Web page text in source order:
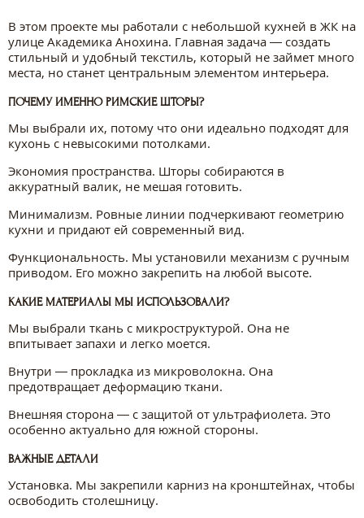
В этом проекте мы работали с небольшой кухней в ЖК на
улице Академика Анохина. Главная задача — создать
стильный и удобный текстиль, который не займет много
места, но станет центральным элементом интерьера.
ПОЧЕМУ ИМЕННО РИМСКИЕ ШТОРЫ?
Мы выбрали их, потому что они идеально подходят для
кухонь с невысокими потолками.
Экономия пространства. Шторы собираются в
аккуратный валик, не мешая готовить.
Минимализм. Ровные линии подчеркивают геометрию
кухни и придают ей современный вид.
Функциональность. Мы установили механизм с ручным
приводом. Его можно закрепить на любой высоте.
КАКИЕ МАТЕРИАЛЫ МЫ ИСПОЛЬЗОВАЛИ?
Мы выбрали ткань с микроструктурой. Она не
впитывает запахи и легко моется.
Внутри — прокладка из микроволокна. Она
предотвращает деформацию ткани.
Внешняя сторона — с защитой от ультрафиолета. Это
особенно актуально для южной стороны.
ВАЖНЫЕ ДЕТАЛИ
Установка. Мы закрепили карниз на кронштейнах, чтобы
освободить столешницу.